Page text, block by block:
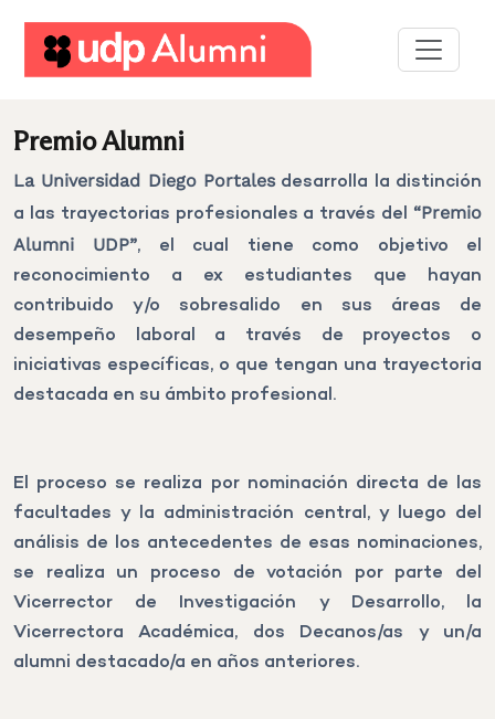
profesional
Construyamos
una
red
Servicios
Premio Alumni
La Universidad Diego Portalesdesarrolla la distinción
a las trayectorias profesionales a través del “Premio
Alumni UDP”, el cual tiene como objetivo el
reconocimiento a ex estudiantes que hayan
contribuido y/o sobresalido en sus áreas de
desempeño laboral a través de proyectos o
iniciativas específicas, o que tengan una trayectoria
destacada en su ámbito profesional.
El proceso se realiza por nominación directa de las
facultades y la administración central, y luego del
análisis de los antecedentes de esas nominaciones,
se realiza un proceso de votación por parte del
Vicerrector de Investigación y Desarrollo, la
Vicerrectora Académica, dos Decanos/as y un/a
alumni destacado/a en años anteriores.